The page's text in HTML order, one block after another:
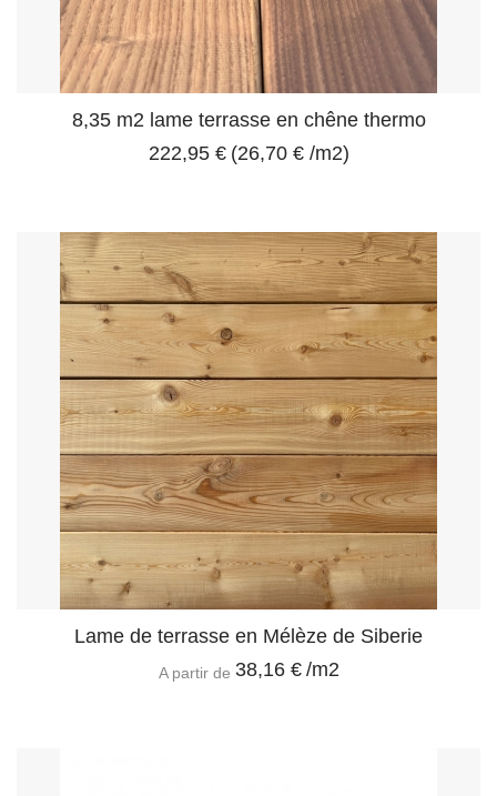
8,35 m2 lame terrasse en chêne thermo
222,95 € (26,70 € /m2)
Lame de terrasse en Mélèze de Siberie
A partir de 38,16 € /m2